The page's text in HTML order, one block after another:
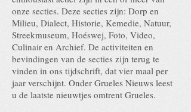
onze secties. Deze secties zijn: Dorp en
Milieu, Dialect, Historie, Kemedie, Natuur,
Streekmuseum, Hoéswej, Foto, Video,
Culinair en Archief. De activiteiten en
bevindingen van de secties zijn terug te
vinden in ons tijdschrift, dat vier maal per
jaar verschijnt. Onder Grueles Nieuws leest
u de laatste nieuwtjes omtrent Grueles.